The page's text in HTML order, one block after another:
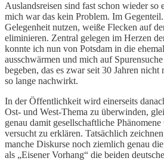
Auslandsreisen sind fast schon wieder so
mich war das kein Problem. Im
Gelegenheit nutzen, weiße Flecken auf
eliminieren. Zentral gelegen im Herzen
konnte ich nun von Potsdam in die
ausschwärmen und mich auf
begeben, das es zwar seit 30 Jahren nicht
so lange nachwirkt.
In der Öffentlichkeit wird einerseits
Ost- und West-Thema zu überwinden,
genau damit gesellschaftliche
versucht zu erklären. Tatsächlich
manche Diskurse noch ziemlich genau
als „Eisener Vorhang“ die beiden